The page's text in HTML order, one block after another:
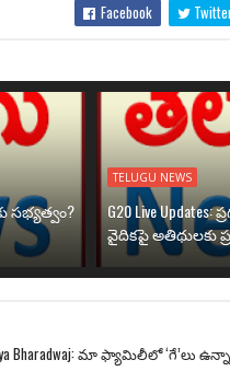
Facebook
సభ్యత్వం?
TELUGU NEWS
G20 Live
వైదికపై అతిథులకు
Bharadwaj: మా ఫ్యామిలీలో ‘గే’లు